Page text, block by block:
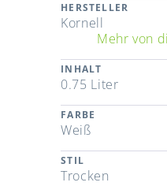
HERSTELLER
Kornell
Mehr von
INHALT
0.75 Liter
FARBE
Weiß
STIL
Trocken